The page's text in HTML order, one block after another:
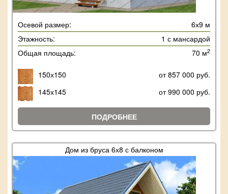
Осевой размер:
6х9 м
Этажность:
1 с мансардой
Общая площадь:
70 м2
150х150
от 857 000 руб.
145х145
от 990 000 руб.
ПОДРОБНЕЕ
Дом из бруса 6х8 с балконом